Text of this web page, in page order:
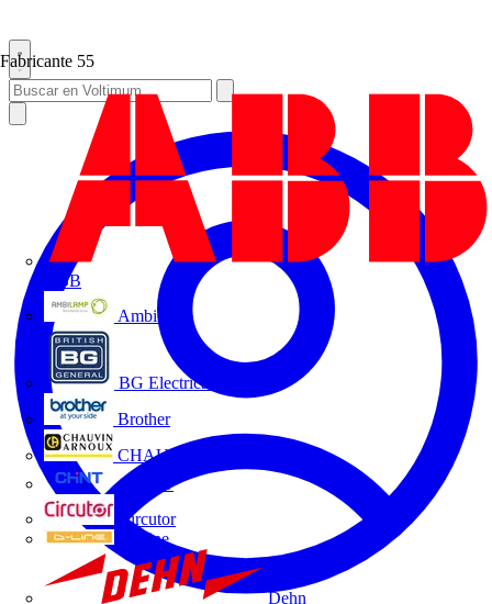
Fabricante 55
ABB
Ambilamp
BG Electrical
Brother
CHAUVIN ARNOUX
CHINT
Circutor
D-Line
Dehn